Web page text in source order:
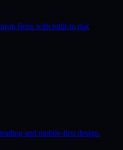
firms with built-in risk
and mobile-first design.